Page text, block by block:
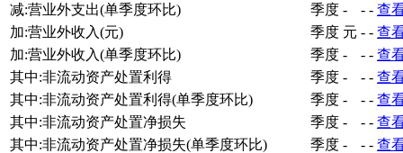
减:营业外支出(单季度环比)
季度 - - - 查
加:营业外收入(元)
季度 元 - - 查
加:营业外收入(单季度环比)
季度 - - - 查
其中:非流动资产处置利得
季度 - - - 查
其中:非流动资产处置利得(单季度环比)
季度 - - - 查
其中:非流动资产处置净损失
季度 - - - 查
其中:非流动资产处置净损失(单季度环比)
季度 - - - 查